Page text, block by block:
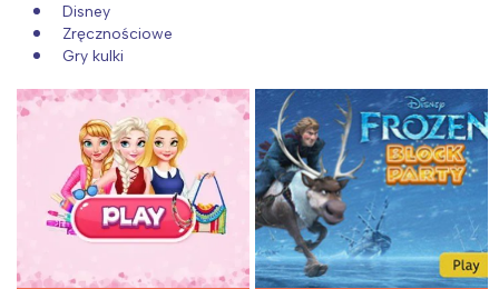
Disney
Zręcznościowe
Gry kulki
Trójmiasto
Poznań
Wrocław
Wszystkie
Wybieram